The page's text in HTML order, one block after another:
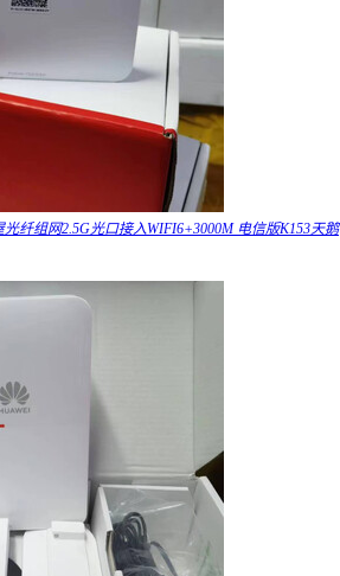
纤组网2.5G光口接入WIFI6+3000M 电信版K153天鹅